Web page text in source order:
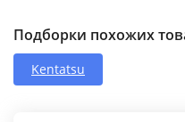
Подборки похожих
Kentatsu